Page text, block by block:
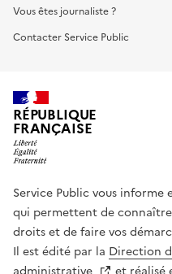
Vous êtes journaliste ?
Contacter Service Public
RÉPUBLIQUE
FRANÇAISE
Service Public vous informe
qui permettent de connaître
droits et de faire vos
Il est édité par la Direction